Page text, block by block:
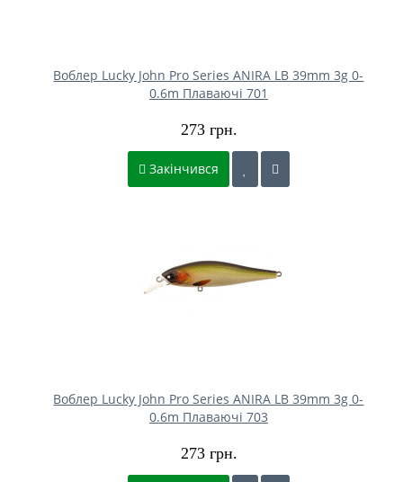
Воблер Lucky John Pro Series ANIRA LB 39mm 3g 0-
0.6m Плаваючі 701
273 грн.
Закінчився
Воблер Lucky John Pro Series ANIRA LB 39mm 3g 0-
0.6m Плаваючі 703
273 грн.